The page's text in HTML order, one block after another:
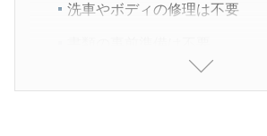
洗車やボディの修理は不要
個人売買で売れそうな値段を調